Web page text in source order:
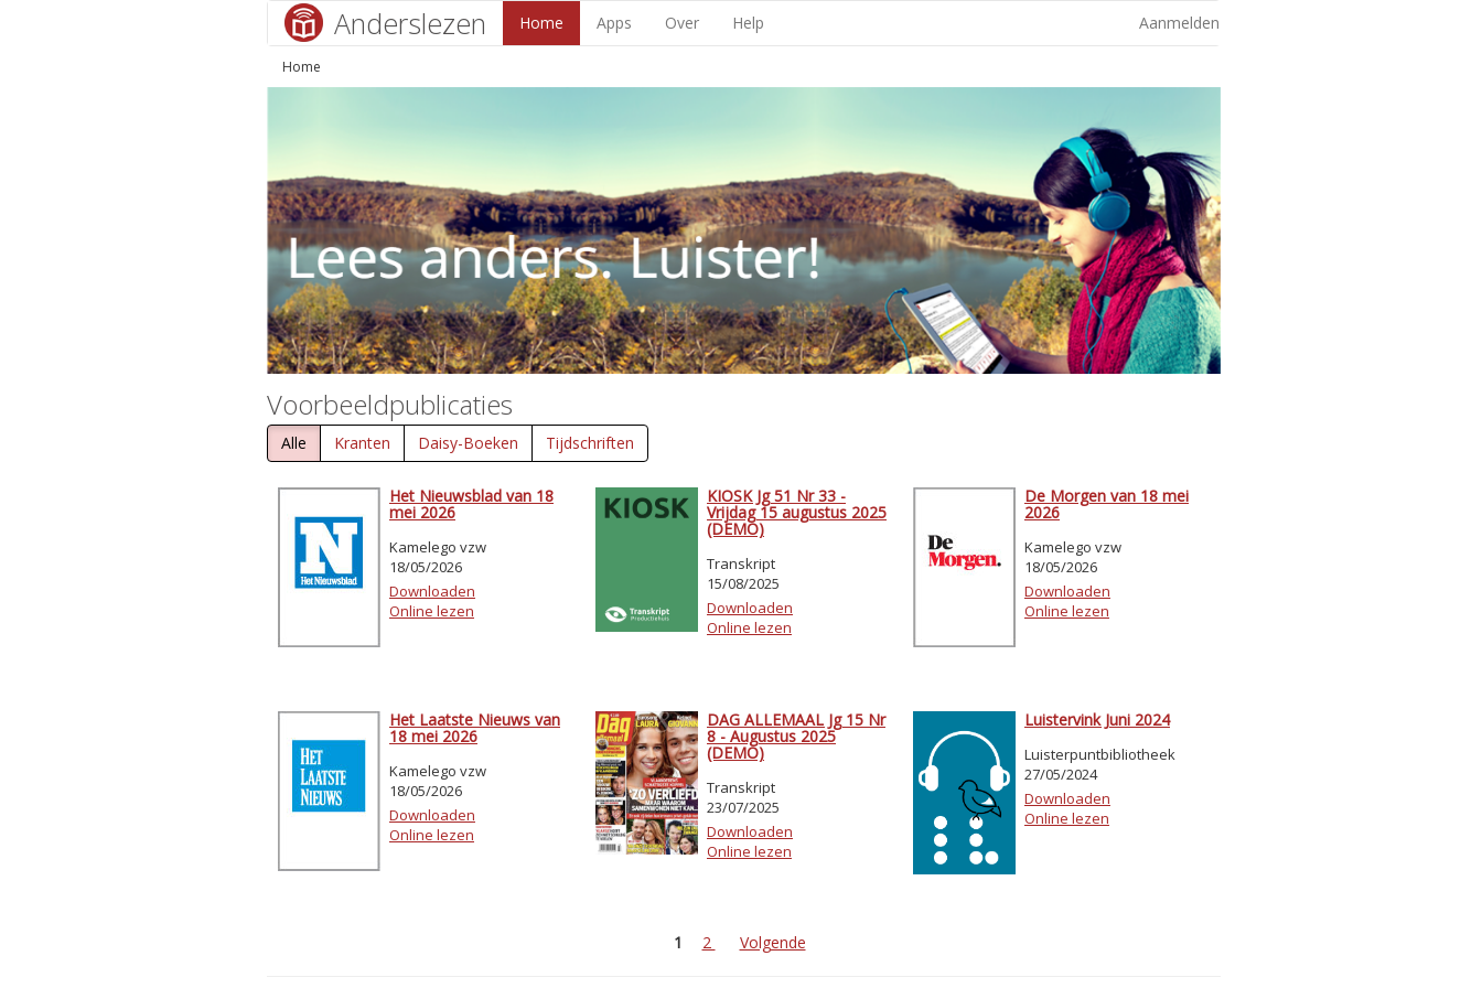
Anderslezen Home Apps Over Help Aanmelden
Home
Voorbeeldpublicaties
Alle Kranten Daisy-Boeken Tijdschriften
Het Nieuwsblad van 18
mei 2026
Kamelego vzw
18/05/2026
Downloaden
Online lezen
KIOSK Jg 51 Nr 33 -
Vrijdag 15 augustus 2025
(DEMO)
Transkript
15/08/2025
Downloaden
Online lezen
De Morgen van 18 mei
2026
Kamelego vzw
18/05/2026
Downloaden
Online lezen
Het Laatste Nieuws van
18 mei 2026
Kamelego vzw
18/05/2026
Downloaden
Online lezen
DAG ALLEMAAL Jg 15 Nr
8 - Augustus 2025
(DEMO)
Transkript
23/07/2025
Downloaden
Online lezen
Luistervink Juni 2024
Luisterpuntbibliotheek
27/05/2024
Downloaden
Online lezen
1 2 Volgende